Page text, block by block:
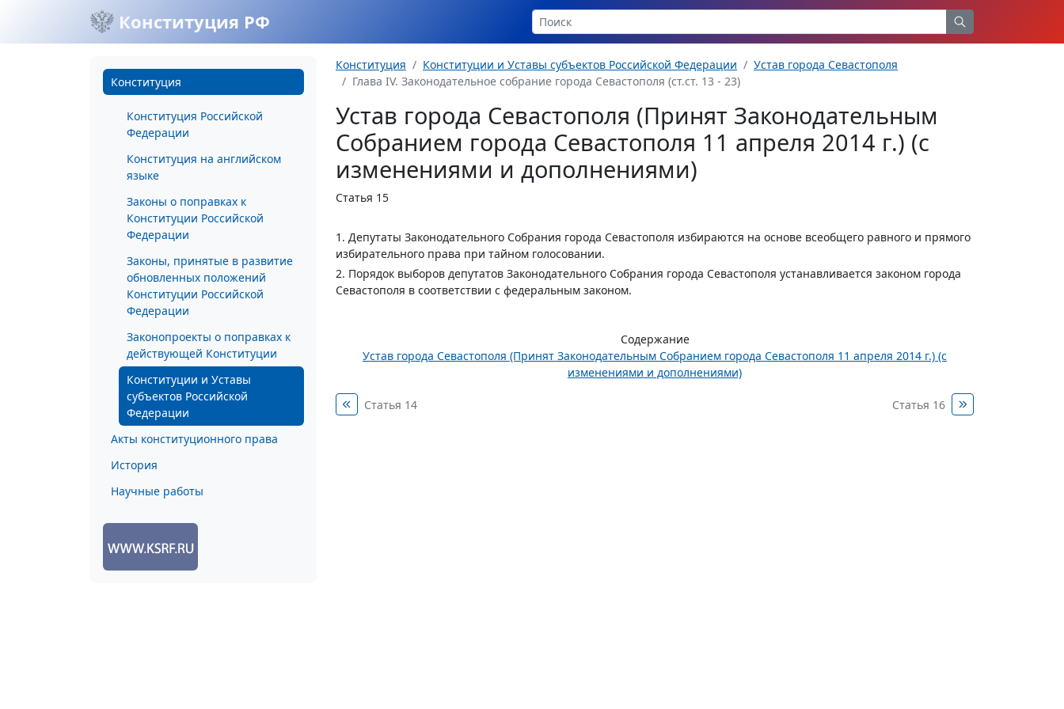
Конституция РФ
Конституция
Конституция Российской
Федерации
Конституция на английском
языке
Законы о поправках к
Конституции Российской
Федерации
Законы, принятые в развитие
обновленных положений
Конституции Российской
Федерации
Законопроекты о поправках к
действующей Конституции
Конституции и Уставы
субъектов Российской
Федерации
Акты конституционного права
История
Научные работы
Конституция Конституции и Уставы субъектов Российской Федерации
Устав города Севастополя
Глава IV. Законодательное собрание города Севастополя (ст.ст. 13 - 23)
Устав города Севастополя (Принят Законодательным
Собранием города Севастополя 11 апреля 2014 г.) (с
изменениями и дополнениями)
Статья 15
1. Депутаты Законодательного Собрания города Севастополя избираются на основе всеобщего равного и прямого
избирательного права при тайном голосовании.
2. Порядок выборов депутатов Законодательного Собрания города Севастополя устанавливается законом города
Севастополя в соответствии с федеральным законом.
Содержание
Устав города Севастополя (Принят Законодательным Собранием города Севастополя 11 апреля 2014 г.) (с
изменениями и дополнениями)
Статья 14 Статья 16